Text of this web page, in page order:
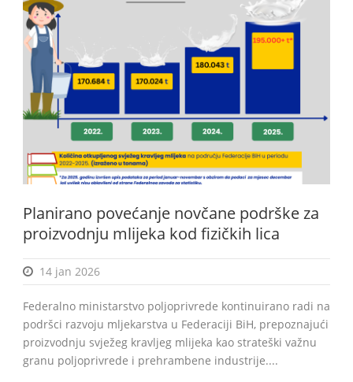
BiH
Planirano povećanje novčane podrške za
proizvodnju mlijeka kod fizičkih lica
14 jan 2026
Federalno ministarstvo poljoprivrede kontinuirano radi na
podršci razvoju mljekarstva u Federaciji BiH, prepoznajući
proizvodnju svježeg kravljeg mlijeka kao strateški važnu
granu poljoprivrede i prehrambene industrije....